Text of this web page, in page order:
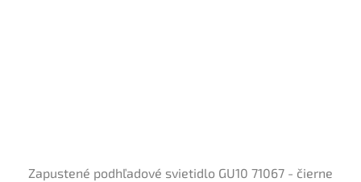
Zapustené podhľadové svietidlo GU10 71067 - čierne